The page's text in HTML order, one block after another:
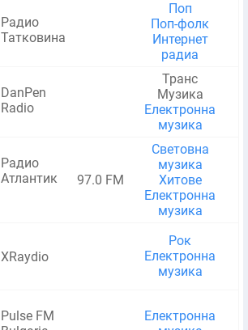
Радио
Татковина
Поп
Поп-фолк
Интернет
радиа
DanPen
Radio
Транс
Музика
Електронна
музика
Радио
Атлантик
97.0 FM
Световна
музика
Хитове
Електронна
музика
XRaydio
Рок
Електронна
музика
Pulse FM
Електронна